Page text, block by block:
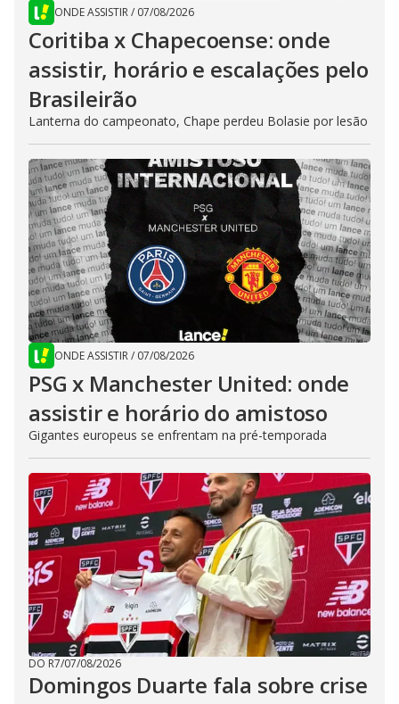
ONDE ASSISTIR/ 07/08/2026
Coritiba x Chapecoense: onde
assistir, horário e escalações pelo
Brasileirão
Lanterna do campeonato, Chape perdeu Bolasie por lesão
ONDE ASSISTIR/ 07/08/2026
PSG x Manchester United: onde
assistir e horário do amistoso
Gigantes europeus se enfrentam na pré-temporada
DO R7/07/08/2026
Domingos Duarte fala sobre crise